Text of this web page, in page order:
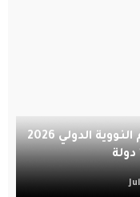
المملكة تستضيف أولمبياد العلوم النووية الدولي 2026